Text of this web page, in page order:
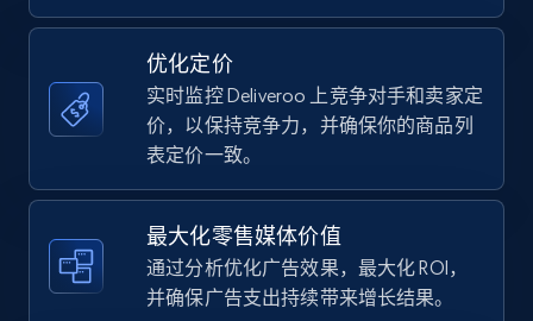
URL, Product name, Product rating, Product
rating object, Product rating max, Rating,
Author name, Asin, and more.
7.4K+ 870+
Walmart - products
URL, Final price, Sku, Currency, Gtin,
优化定价
实时监控 Deliveroo 上竞争对手和卖家定
价，以保持竞争力，并确保你的商品列
表定价一致。
最大化零售媒体价值
通过分析优化广告效果，最大化 ROI，
并确保广告支出持续带来增长结果。